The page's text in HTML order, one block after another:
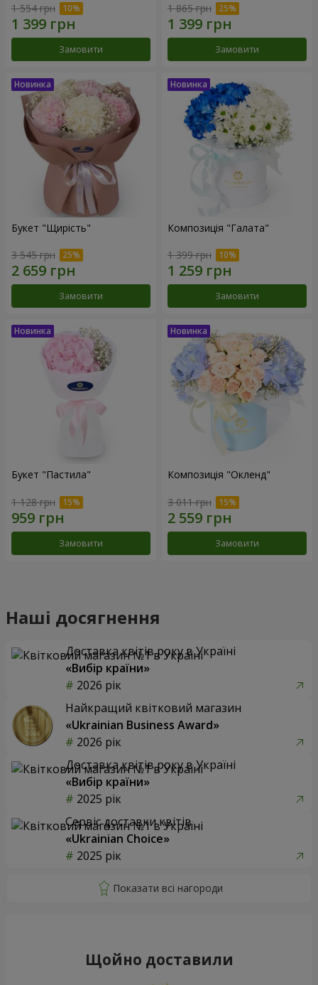
1 554 грн
Замовити
1 865 грн
Замовити
Букет "Щирість"
3 545 грн
Замовити
Композиція "Галата"
1 399 грн
Замовити
Букет "Пастила"
1 128 грн
Замовити
Композиція "Окленд"
3 011 грн
Замовити
Наші досягнення
Доставка квітів року в Україні
«Вибір країни»
2026 рік
Найкращий квітковий магазин
«Ukrainian Business Award»
2026 рік
Доставка квітів року в Україні
«Вибір країни»
2025 рік
Сервіс доставки квітів
«Ukrainian Choice»
2025 рік
Щойно доставили